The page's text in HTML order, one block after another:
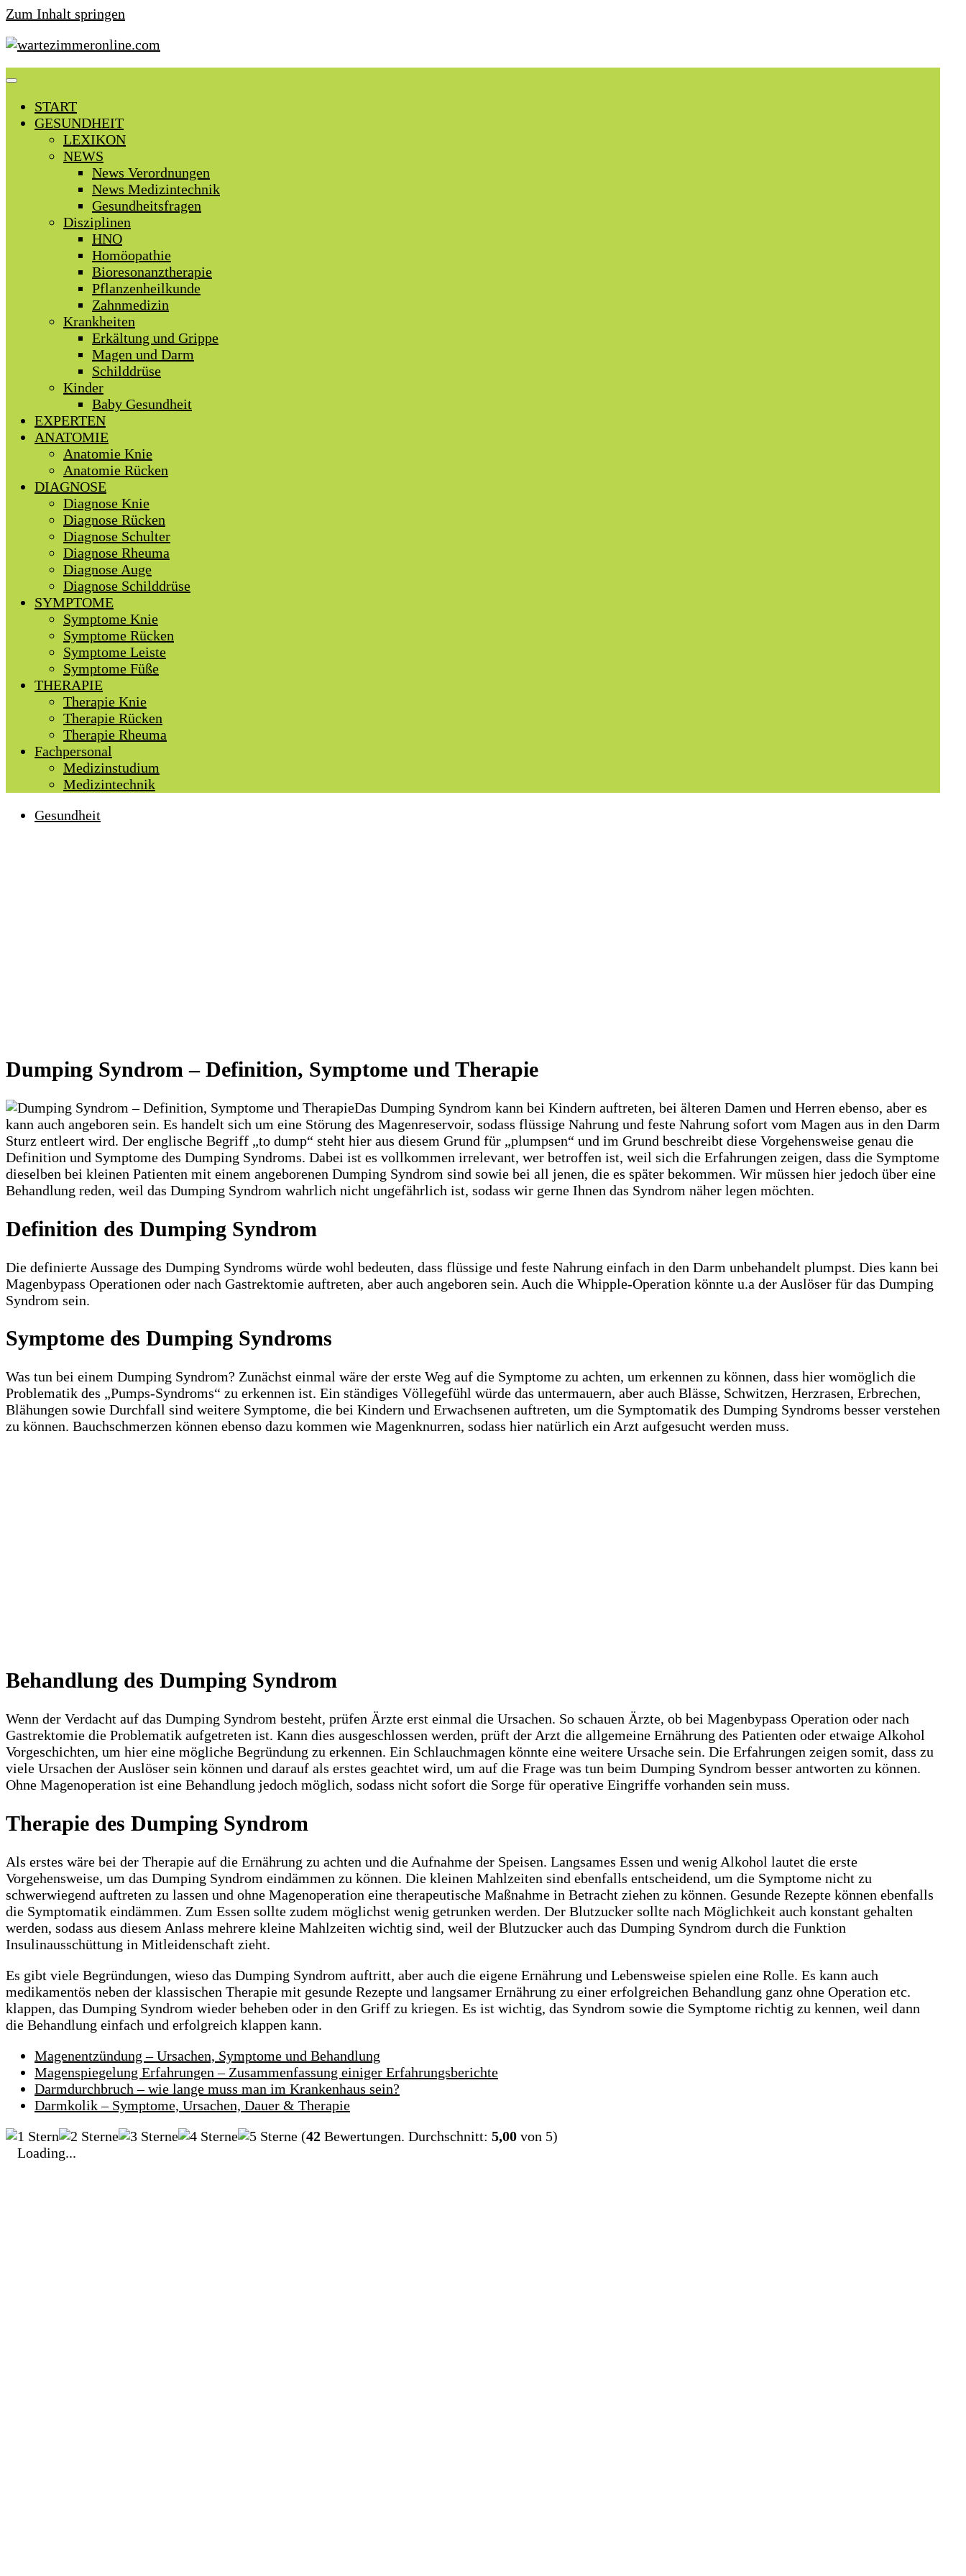
Zum Inhalt springen
START
GESUNDHEIT
LEXIKON
NEWS
News Verordnungen
News Medizintechnik
Gesundheitsfragen
Disziplinen
HNO
Homöopathie
Bioresonanztherapie
Pflanzenheilkunde
Zahnmedizin
Krankheiten
Erkältung und Grippe
Magen und Darm
Schilddrüse
Kinder
Baby Gesundheit
EXPERTEN
ANATOMIE
Anatomie Knie
Anatomie Rücken
DIAGNOSE
Diagnose Knie
Diagnose Rücken
Diagnose Schulter
Diagnose Rheuma
Diagnose Auge
Diagnose Schilddrüse
SYMPTOME
Symptome Knie
Symptome Rücken
Symptome Leiste
Symptome Füße
THERAPIE
Therapie Knie
Therapie Rücken
Therapie Rheuma
Fachpersonal
Medizinstudium
Medizintechnik
Gesundheit
Dumping Syndrom – Definition, Symptome und Therapie
Das Dumping Syndrom kann bei Kindern auftreten, bei älteren Damen und Herren ebenso, aber es
kann auch angeboren sein. Es handelt sich um eine Störung des Magenreservoir, sodass flüssige Nahrung und feste Nahrung sofort vom Magen aus in den Darm
Sturz entleert wird. Der englische Begriff „to dump“ steht hier aus diesem Grund für „plumpsen“ und im Grund beschreibt diese Vorgehensweise genau die
Definition und Symptome des Dumping Syndroms. Dabei ist es vollkommen irrelevant, wer betroffen ist, weil sich die Erfahrungen zeigen, dass die Symptome
dieselben bei kleinen Patienten mit einem angeborenen Dumping Syndrom sind sowie bei all jenen, die es später bekommen. Wir müssen hier jedoch über eine
Behandlung reden, weil das Dumping Syndrom wahrlich nicht ungefährlich ist, sodass wir gerne Ihnen das Syndrom näher legen möchten.
Definition des Dumping Syndrom
Die definierte Aussage des Dumping Syndroms würde wohl bedeuten, dass flüssige und feste Nahrung einfach in den Darm unbehandelt plumpst. Dies kann bei
Magenbypass Operationen oder nach Gastrektomie auftreten, aber auch angeboren sein. Auch die Whipple-Operation könnte u.a der Auslöser für das Dumping
Syndrom sein.
Symptome des Dumping Syndroms
Was tun bei einem Dumping Syndrom? Zunächst einmal wäre der erste Weg auf die Symptome zu achten, um erkennen zu können, dass hier womöglich die
Problematik des „Pumps-Syndroms“ zu erkennen ist. Ein ständiges Völlegefühl würde das untermauern, aber auch Blässe, Schwitzen, Herzrasen, Erbrechen,
Blähungen sowie Durchfall sind weitere Symptome, die bei Kindern und Erwachsenen auftreten, um die Symptomatik des Dumping Syndroms besser verstehen
zu können. Bauchschmerzen können ebenso dazu kommen wie Magenknurren, sodass hier natürlich ein Arzt aufgesucht werden muss.
Behandlung des Dumping Syndrom
Wenn der Verdacht auf das Dumping Syndrom besteht, prüfen Ärzte erst einmal die Ursachen. So schauen Ärzte, ob bei Magenbypass Operation oder nach
Gastrektomie die Problematik aufgetreten ist. Kann dies ausgeschlossen werden, prüft der Arzt die allgemeine Ernährung des Patienten oder etwaige Alkohol
Vorgeschichten, um hier eine mögliche Begründung zu erkennen. Ein Schlauchmagen könnte eine weitere Ursache sein. Die Erfahrungen zeigen somit, dass zu
viele Ursachen der Auslöser sein können und darauf als erstes geachtet wird, um auf die Frage was tun beim Dumping Syndrom besser antworten zu können.
Ohne Magenoperation ist eine Behandlung jedoch möglich, sodass nicht sofort die Sorge für operative Eingriffe vorhanden sein muss.
Therapie des Dumping Syndrom
Als erstes wäre bei der Therapie auf die Ernährung zu achten und die Aufnahme der Speisen. Langsames Essen und wenig Alkohol lautet die erste
Vorgehensweise, um das Dumping Syndrom eindämmen zu können. Die kleinen Mahlzeiten sind ebenfalls entscheidend, um die Symptome nicht zu
schwerwiegend auftreten zu lassen und ohne Magenoperation eine therapeutische Maßnahme in Betracht ziehen zu können. Gesunde Rezepte können ebenfalls
die Symptomatik eindämmen. Zum Essen sollte zudem möglichst wenig getrunken werden. Der Blutzucker sollte nach Möglichkeit auch konstant gehalten
werden, sodass aus diesem Anlass mehrere kleine Mahlzeiten wichtig sind, weil der Blutzucker auch das Dumping Syndrom durch die Funktion
Insulinausschüttung in Mitleidenschaft zieht.
Es gibt viele Begründungen, wieso das Dumping Syndrom auftritt, aber auch die eigene Ernährung und Lebensweise spielen eine Rolle. Es kann auch
medikamentös neben der klassischen Therapie mit gesunde Rezepte und langsamer Ernährung zu einer erfolgreichen Behandlung ganz ohne Operation etc.
klappen, das Dumping Syndrom wieder beheben oder in den Griff zu kriegen. Es ist wichtig, das Syndrom sowie die Symptome richtig zu kennen, weil dann
die Behandlung einfach und erfolgreich klappen kann.
Magenentzündung – Ursachen, Symptome und Behandlung
Magenspiegelung Erfahrungen – Zusammenfassung einiger Erfahrungsberichte
Darmdurchbruch – wie lange muss man im Krankenhaus sein?
Darmkolik – Symptome, Ursachen, Dauer & Therapie
(42 Bewertungen. Durchschnitt: 5,00 von 5)
Loading...